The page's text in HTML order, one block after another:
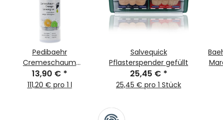
Pedibaehr
Cremeschaum
Orange-Lemongras
125ml
13,90 € *
111,20 € pro 1 l
Salvequick
Pflasterspender gefüllt
25,45 € *
25,45 € pro 1 Stück